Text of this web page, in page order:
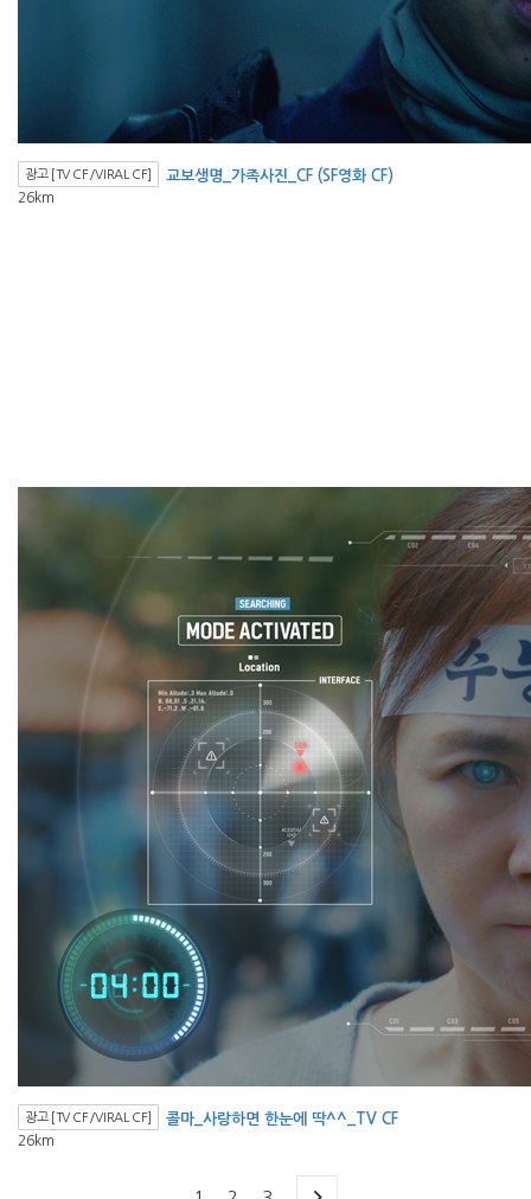
광고 [TV CF/VIRAL CF] 교보생명_가족사진_CF (SF영화 CF)
26km
광고 [TV CF/VIRAL CF] 콜마_사랑하면 한눈에 딱^^_TV CF
26km